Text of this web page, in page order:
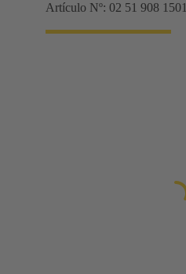
Artículo Nº: 02 51 908 1501